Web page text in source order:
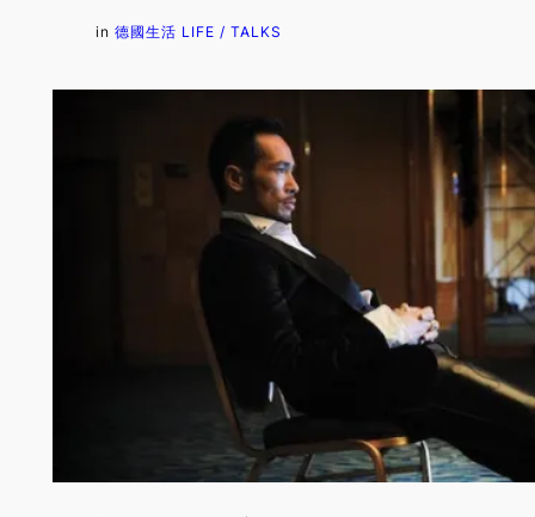
in 德國生活 LIFE / TALKS